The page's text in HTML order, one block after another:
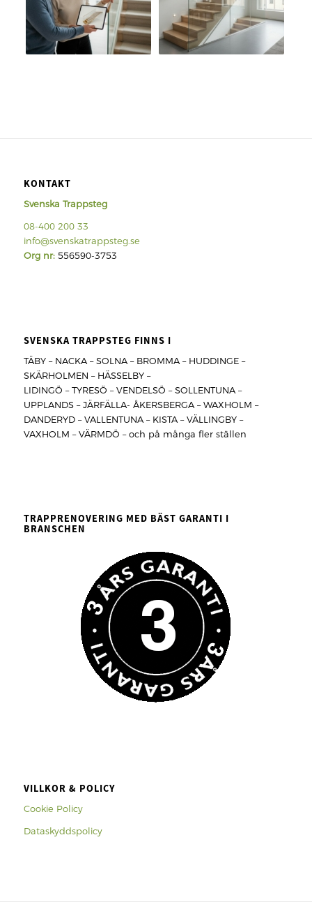
KONTAKT
Svenska Trappsteg
08-400 200 33
info@svenskatrappsteg.se
Org nr:556590-3753
SVENSKA TRAPPSTEG FINNS I
TÄBY – NACKA – SOLNA – BROMMA – HUDDINGE –
SKÄRHOLMEN – HÄSSELBY –
LIDINGÖ – TYRESÖ – VENDELSÖ – SOLLENTUNA –
UPPLANDS – JÄRFÄLLA- ÅKERSBERGA – WAXHOLM –
DANDERYD – VALLENTUNA – KISTA – VÄLLINGBY –
VAXHOLM – VÄRMDÖ – och på många fler ställen
TRAPPRENOVERING MED BÄST GARANTI I
BRANSCHEN
VILLKOR & POLICY
Cookie Policy
Dataskyddspolicy